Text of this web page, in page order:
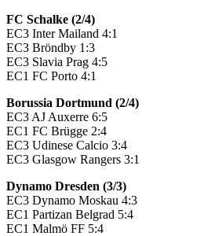
FC Schalke (2/4)
EC3 Inter Mailand 4:1
EC3 Bröndby 1:3
EC3 Slavia Prag 4:5
EC1 FC Porto 4:1
Borussia Dortmund (2/4)
EC3 AJ Auxerre 6:5
EC1 FC Brügge 2:4
EC3 Udinese Calcio 3:4
EC3 Glasgow Rangers 3:1
Dynamo Dresden (3/3)
EC3 Dynamo Moskau 4:3
EC1 Partizan Belgrad 5:4
EC1 Malmö FF 5:4